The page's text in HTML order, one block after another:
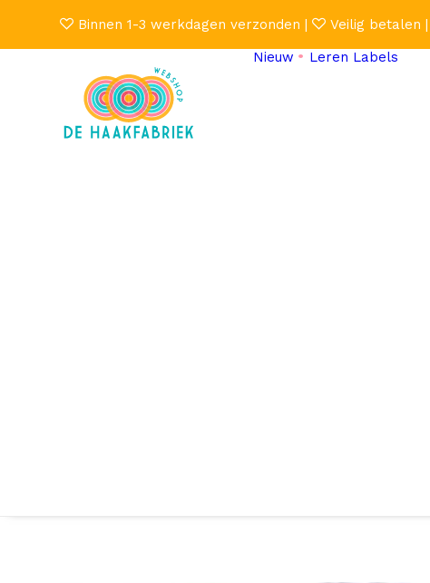
Binnen 1-3 werkdagen verzonden | Veilig betalen |
Nieuw
Leren Labels